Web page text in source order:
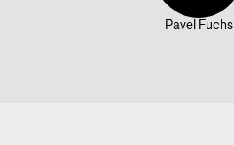
Pavel Fuchs